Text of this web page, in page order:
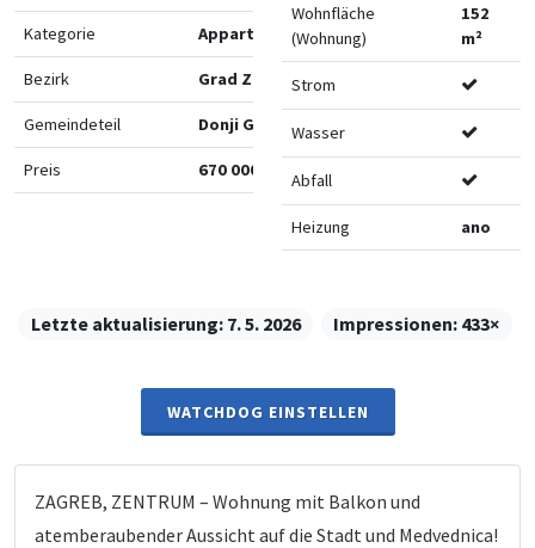
Kategorie Appartements
Bezirk Grad Zagreb
Gemeindeteil Donji Grad
Preis 670 000 €
Wohnfläche
(Wohnung)
152
m²
Strom
Wasser
Abfall
Heizung ano
Letzte aktualisierung: 7. 5. 2026 Impressionen: 433×
WATCHDOG EINSTELLEN
ZAGREB, ZENTRUM – Wohnung mit Balkon und
atemberaubender Aussicht auf die Stadt und Medvednica!